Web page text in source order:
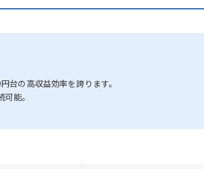
台の高収益効率を誇ります。
能。